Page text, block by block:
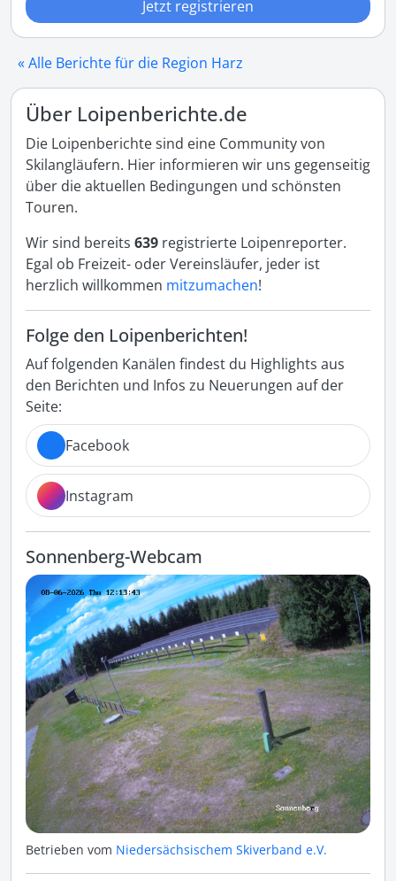
Jetzt registrieren
« Alle Berichte für die Region Harz
Über Loipenberichte.de
Die Loipenberichte sind eine Community von
Skilangläufern. Hier informieren wir uns gegenseitig
über die aktuellen Bedingungen und schönsten
Touren.
Wir sind bereits 639 registrierte Loipenreporter.
Egal ob Freizeit- oder Vereinsläufer, jeder ist
herzlich willkommen mitzumachen!
Folge den Loipenberichten!
Auf folgenden Kanälen findest du Highlights aus
den Berichten und Infos zu Neuerungen auf der
Seite:
Facebook
Instagram
Sonnenberg-Webcam
Betrieben vom Niedersächsischem Skiverband e.V.